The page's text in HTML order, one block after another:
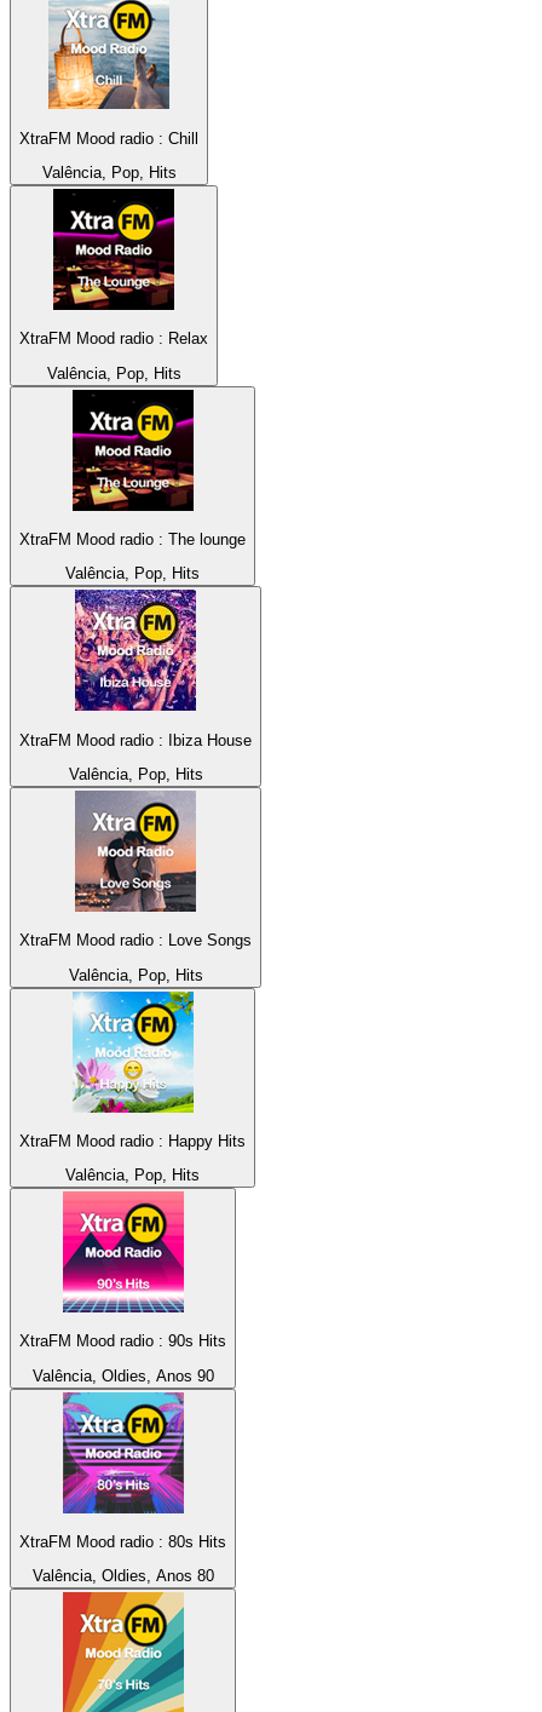
XtraFM Mood radio : Chill
Valência, Pop, Hits
XtraFM Mood radio : Relax
Valência, Pop, Hits
XtraFM Mood radio : The lounge
Valência, Pop, Hits
XtraFM Mood radio : Ibiza House
Valência, Pop, Hits
XtraFM Mood radio : Love Songs
Valência, Pop, Hits
XtraFM Mood radio : Happy Hits
Valência, Pop, Hits
XtraFM Mood radio : 90s Hits
Valência, Oldies, Anos 90
XtraFM Mood radio : 80s Hits
Valência, Oldies, Anos 80